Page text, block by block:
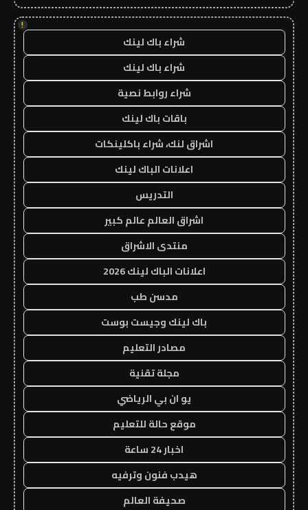
!
شراء باك لينك
شراء باك لينك
شراء روابط نصية
باقات باك لينك
اشراق لنك، شراء باكلينكات
اعلانات الباك لينك
التدريس
اشراق العالم عالم كبير
منتدى الاشراق
اعلانات الباك لينك 2026
مدسن طب
باك لينك وجيست بوست
مصادر التعليم
مجلة تقنية
يو ان بي الرياضي
موقع حالة للتعليم
اخبار 24 ساعة
هيدب فنون وترفيه
صحيفة العالم